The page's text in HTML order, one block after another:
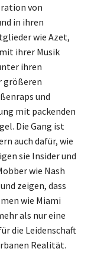
von
in ihren
wie Azet,
ihrer Musik
ihren
größeren
und
mit packenden
Die Gang ist
auch dafür, wie
sie Insider und
wie Nash
zeigen, dass
wie Miami
als nur eine
die Leidenschaft
Realität.